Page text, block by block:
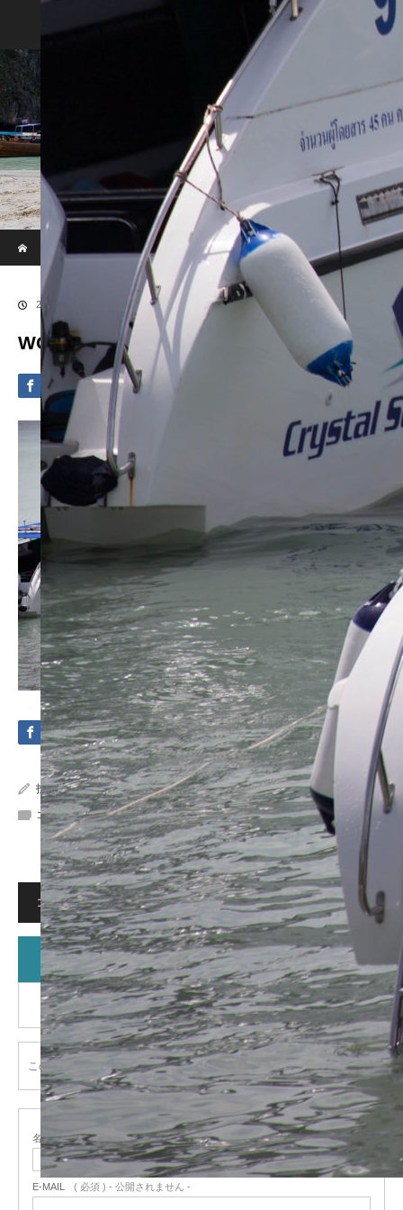
Phi Phi & Khai Island by Speed Boat
ブログ
WOWL7892
2020.09.4
WOWL7892
投稿者:Crystal Sea Marine
コメント:0
コメント
コメント (0)
トラックバックは利用できません。
この記事へのコメントはありません。
名前 ( 必須 )
E-MAIL ( 必須 ) - 公開されません -